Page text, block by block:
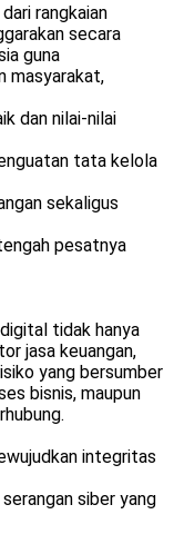
rangkaian
secara
guna
masyarakat,
dan nilai-nilai
tata kelola
sekaligus
pesatnya
tidak hanya
jasa keuangan,
yang bersumber
bisnis, maupun
integritas
siber yang